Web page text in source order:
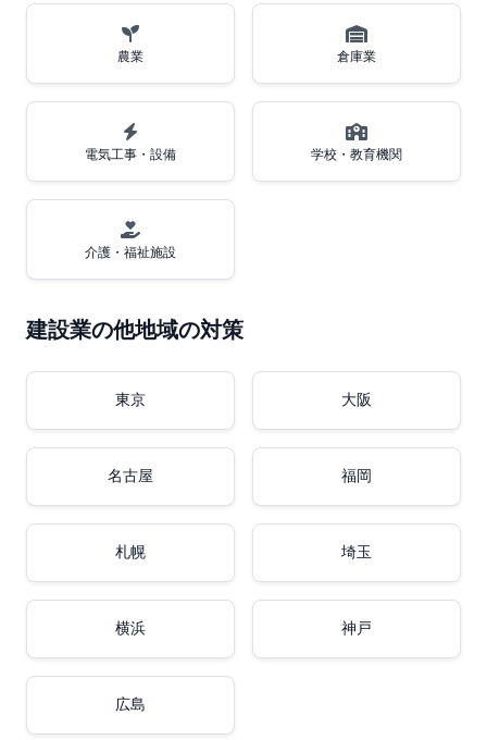
農業 倉庫業
電気工事・設備 学校・教育機関
介護・福祉施設
建設業の他地域の対策
東京 大阪
名古屋 福岡
札幌 埼玉
横浜 神戸
広島